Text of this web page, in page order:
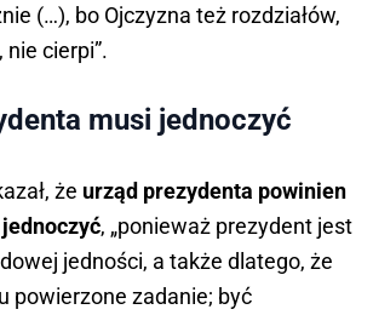
(…), bo Ojczyzna też rozdziałów,
nie cierpi”.
musi jednoczyć
że urząd prezydenta powinien
, „ponieważ prezydent jest
jedności, a także dlatego, że
powierzone zadanie; być